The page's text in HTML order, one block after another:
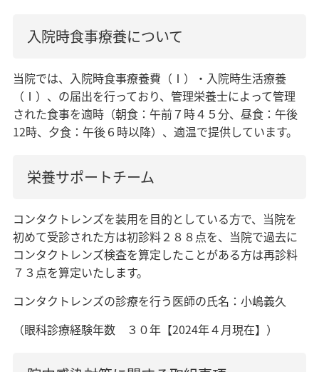
入院時食事療養について
当院では、入院時食事療養費（Ⅰ）・入院時生活療養
（Ⅰ）、の届出を行っており、管理栄養士によって管理
された食事を適時（朝食：午前７時４５分、昼食：午後
12時、夕食：午後６時以降）、適温で提供しています。
栄養サポートチーム
コンタクトレンズを装用を目的としている方で、当院を
初めて受診された方は初診料２８８点を、当院で過去に
コンタクトレンズ検査を算定したことがある方は再診料
７３点を算定いたします。
コンタクトレンズの診療を行う医師の氏名：小嶋義久
（眼科診療経験年数 ３０年【2024年４月現在】）